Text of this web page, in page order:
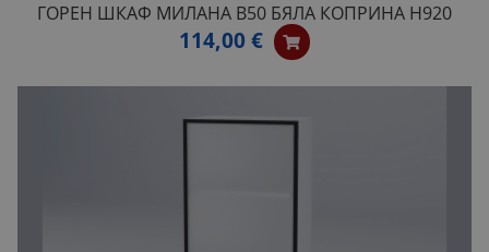
ГОРЕН ШКАФ МИЛАНА B50 БЯЛА КОПРИНА H920
114,00 €